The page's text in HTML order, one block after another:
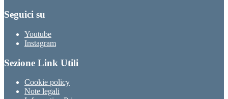
Seguici su
Youtube
Instagram
Sezione Link Utili
Cookie policy
Note legali